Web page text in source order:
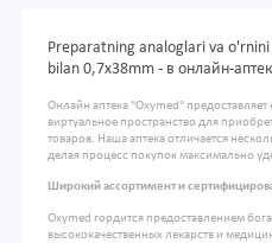
Preparatning analoglari va
bilan 0,7x38mm - в онлайн-
Онлайн аптека "Oxymed"
виртуальное пространство для
товаров. Наша аптека отличается
делая процесс покупок максимально
Широкий ассортимент и
Oxymed гордится предоставлением
высококачественных лекарств и